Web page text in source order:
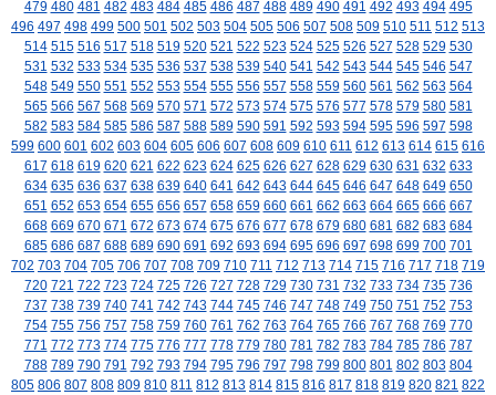
479 480 481 482 483 484 485 486 487 488 489 490 491 492 493 494 495
496 497 498 499 500 501 502 503 504 505 506 507 508 509 510 511 512 513
514 515 516 517 518 519 520 521 522 523 524 525 526 527 528 529 530
531 532 533 534 535 536 537 538 539 540 541 542 543 544 545 546 547
548 549 550 551 552 553 554 555 556 557 558 559 560 561 562 563 564
565 566 567 568 569 570 571 572 573 574 575 576 577 578 579 580 581
582 583 584 585 586 587 588 589 590 591 592 593 594 595 596 597 598
599 600 601 602 603 604 605 606 607 608 609 610 611 612 613 614 615 616
617 618 619 620 621 622 623 624 625 626 627 628 629 630 631 632 633
634 635 636 637 638 639 640 641 642 643 644 645 646 647 648 649 650
651 652 653 654 655 656 657 658 659 660 661 662 663 664 665 666 667
668 669 670 671 672 673 674 675 676 677 678 679 680 681 682 683 684
685 686 687 688 689 690 691 692 693 694 695 696 697 698 699 700 701
702 703 704 705 706 707 708 709 710 711 712 713 714 715 716 717 718 719
720 721 722 723 724 725 726 727 728 729 730 731 732 733 734 735 736
737 738 739 740 741 742 743 744 745 746 747 748 749 750 751 752 753
754 755 756 757 758 759 760 761 762 763 764 765 766 767 768 769 770
771 772 773 774 775 776 777 778 779 780 781 782 783 784 785 786 787
788 789 790 791 792 793 794 795 796 797 798 799 800 801 802 803 804
805 806 807 808 809 810 811 812 813 814 815 816 817 818 819 820 821 822